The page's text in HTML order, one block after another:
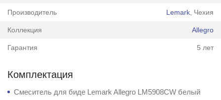
Производитель Lemark , Чехия
Коллекция Allegro
Гарантия 5 лет
Комплектация
Смеситель для биде Lemark Allegro LM5908CW белый